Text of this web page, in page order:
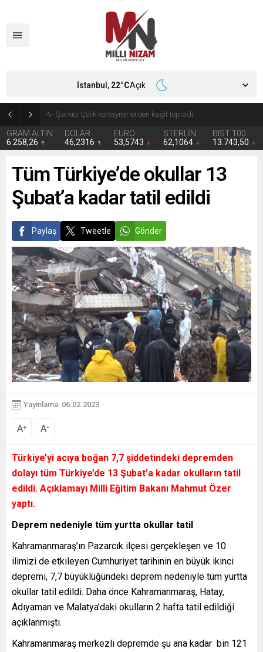
İran 2 ülkeyi birden vurdu
GRAM ALTIN
6.258,26
DOLAR
46,2316
EURO
53,5743
STERLİN
62,1064
BIST 100
13.743,50
İstanbul, 22°CAçık
Tüm Türkiye’de okullar 13
Şubat’a kadar tatil edildi
Paylaş Tweetle Gönder
Yayınlama: 06.02.2023
A+ A-
Türkiye’yi acıya boğan 7,7 şiddetindeki depremden
dolayı tüm Türkiye’de 13 Şubat’a kadar okulların tatil
edildi. Açıklamayı Milli Eğitim Bakanı Mahmut Özer
yaptı.
Deprem nedeniyle tüm yurtta okullar tatil
Kahramanmaraş’ın Pazarcık ilçesi gerçekleşen ve 10
ilimizi de etkileyen Cumhuriyet tarihinin en büyük ikinci
depremi, 7,7 büyüklüğündeki deprem nedeniyle tüm yurtta
okullar tatil edildi. Daha önce Kahramanmaraş, Hatay,
Adıyaman ve Malatya’daki okulların 2 hafta tatil edildiği
açıklanmıştı.
Kahramanmaraş merkezli depremde şu ana kadar bin 121